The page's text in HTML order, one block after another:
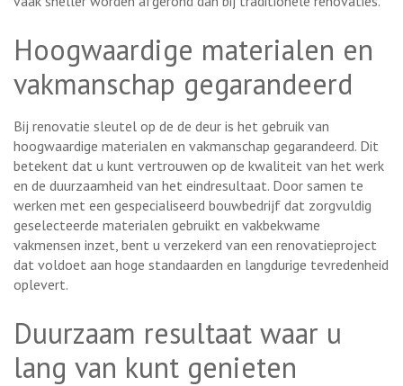
Hoogwaardige materialen en
vakmanschap gegarandeerd
Bij renovatie sleutel op de de deur is het gebruik van
hoogwaardige materialen en vakmanschap gegarandeerd. Dit
betekent dat u kunt vertrouwen op de kwaliteit van het werk
en de duurzaamheid van het eindresultaat. Door samen te
werken met een gespecialiseerd bouwbedrijf dat zorgvuldig
geselecteerde materialen gebruikt en vakbekwame
vakmensen inzet, bent u verzekerd van een renovatieproject
dat voldoet aan hoge standaarden en langdurige tevredenheid
oplevert.
Duurzaam resultaat waar u
lang van kunt genieten